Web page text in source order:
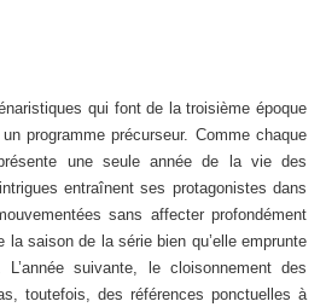
qui font de la troisième époque
un programme précurseur. Comme chaque
une seule année de la vie des
entraînent ses protagonistes dans
sans affecter profondément
la saison de la série bien qu’elle emprunte
L’année suivante, le cloisonnement des
toutefois, des références ponctuelles à